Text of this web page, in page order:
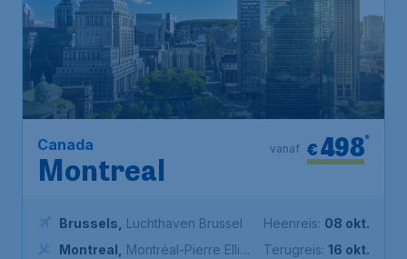
Canada
Montreal
€498*
vanaf
Brussels
Luchthaven Brussel
Montreal
Montréal-Pierre Elliott
Heenreis: 08 okt.
Terugreis: 16 okt.